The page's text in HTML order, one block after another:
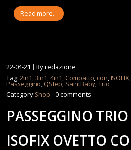
Read more...
22-04-21
By:redazione
Tag:2in1,3in1,4in1, Compatto, con,ISOFIX
Passeggino, QStep, SaintBaby,Trio
Category:Shop 0 comments
PASSEGGINO
ISOFIX OVETTO